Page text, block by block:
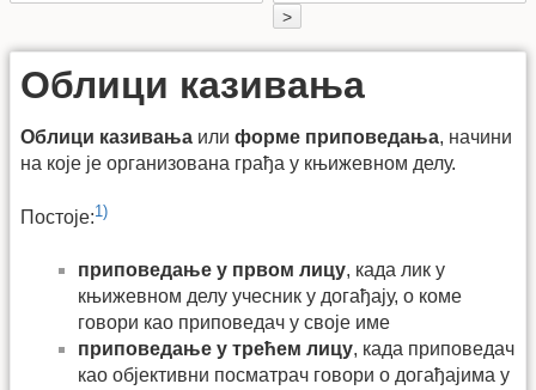
>
Облици казивања
Облици казивања или форме приповедања, начини
на које је организована грађа у књижевном делу.
Постоје:1)
приповедање у првом лицу, када лик у
књижевном делу учесник у догађају, о коме
говори као приповедач у своје име
приповедање у трећем лицу, када приповедач
као објективни посматрач говори о догађајима у